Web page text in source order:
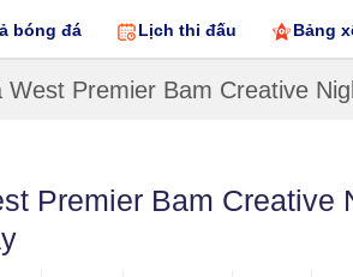
bóng đá Lịch thi đấu Bảng
West Premier Bam Creative
Premier Bam Creative